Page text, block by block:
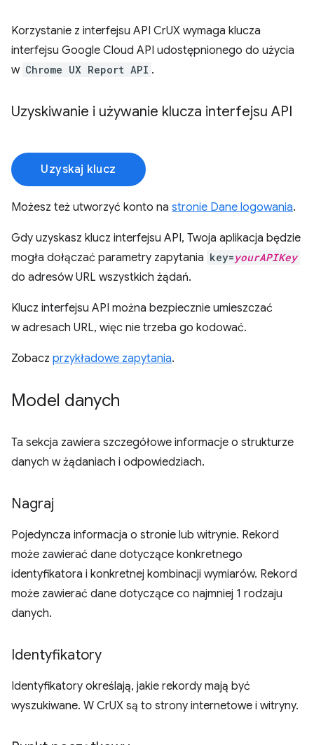
Korzystanie z interfejsu API CrUX wymaga klucza
interfejsu Google Cloud API udostępnionego do użycia
w Chrome UX Report API .
Uzyskiwanie i używanie klucza interfejsu API
Uzyskaj klucz
Możesz też utworzyć konto na stronie Dane logowania.
Gdy uzyskasz klucz interfejsu API, Twoja aplikacja będzie
mogła dołączać parametry zapytania key=yourAPIKey
do adresów URL wszystkich żądań.
Klucz interfejsu API można bezpiecznie umieszczać
w adresach URL, więc nie trzeba go kodować.
Zobacz przykładowe zapytania.
Model danych
Ta sekcja zawiera szczegółowe informacje o strukturze
danych w żądaniach i odpowiedziach.
Nagraj
Pojedyncza informacja o stronie lub witrynie. Rekord
może zawierać dane dotyczące konkretnego
identyfikatora i konkretnej kombinacji wymiarów. Rekord
może zawierać dane dotyczące co najmniej 1 rodzaju
danych.
Identyfikatory
Identyfikatory określają, jakie rekordy mają być
wyszukiwane. W CrUX są to strony internetowe i witryny.